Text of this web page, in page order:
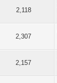
2,118
2,307
2,157